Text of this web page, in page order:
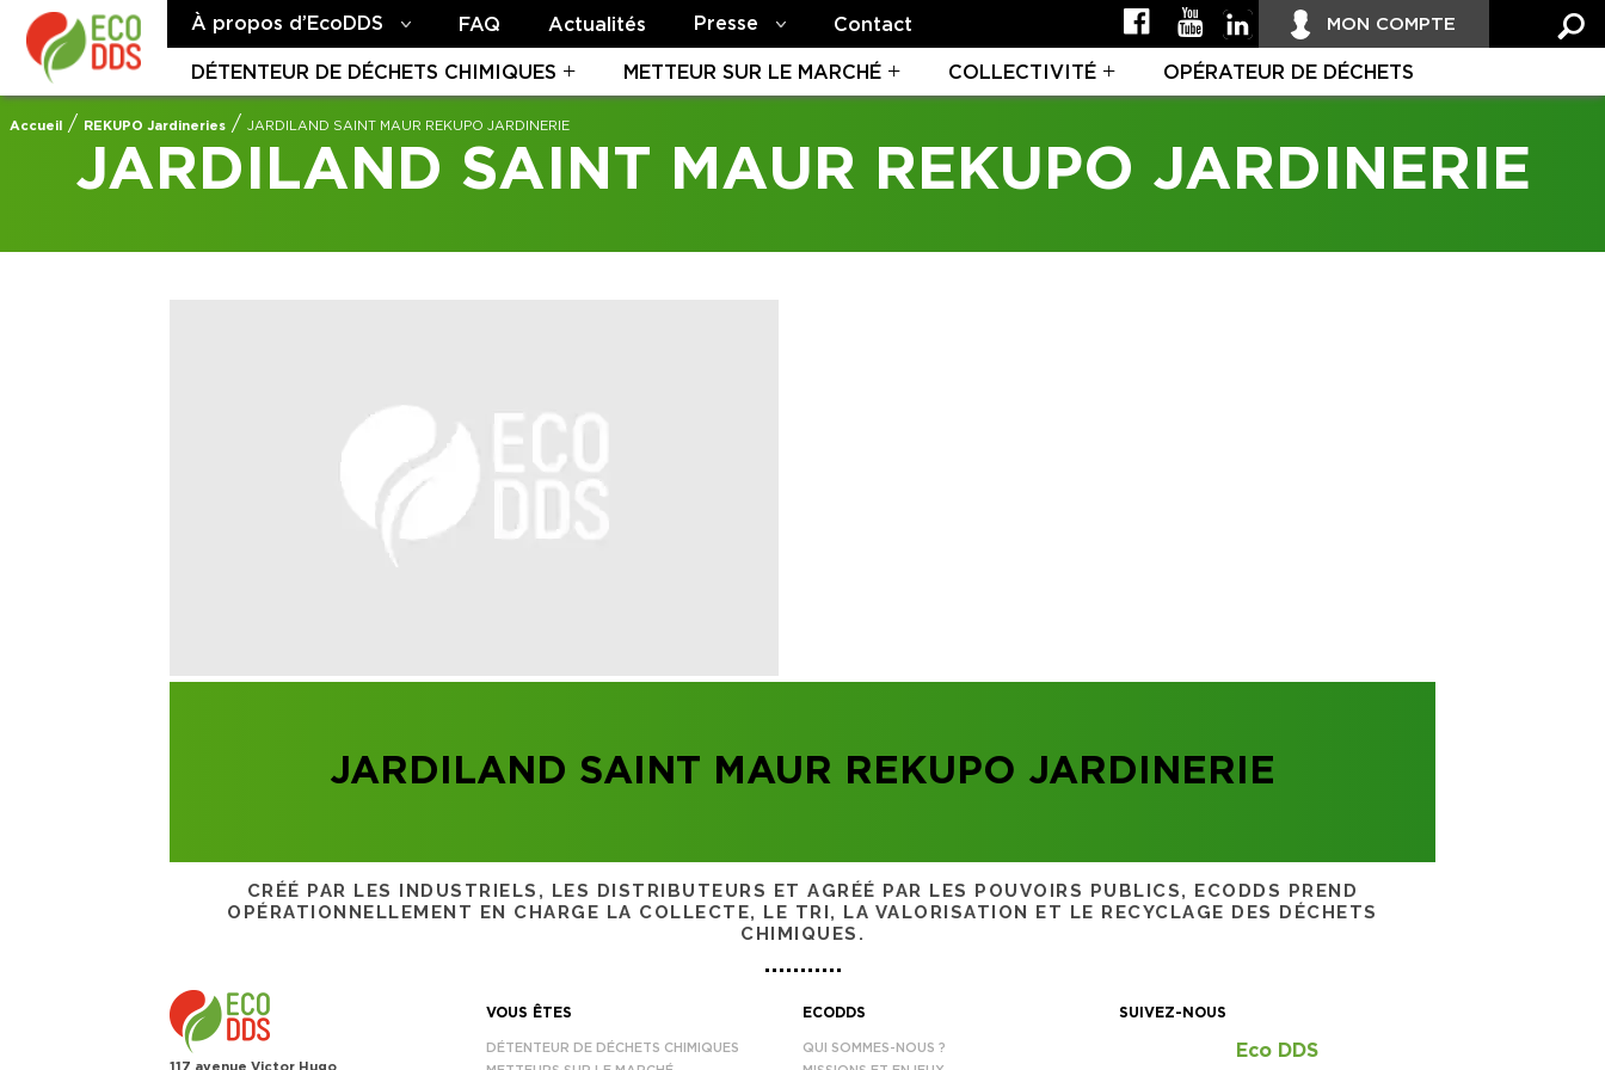
À propos d’EcoDDS FAQ Actualités Presse Contact MON COMPTE
DÉTENTEUR DE DÉCHETS CHIMIQUES METTEUR SUR LE MARCHÉ COLLECTIVITÉ OPÉRATEUR DE DÉCHETS
Accueil / REKUPO Jardineries / JARDILAND SAINT MAUR REKUPO JARDINERIE
JARDILAND SAINT MAUR REKUPO JARDINERIE
JARDILAND SAINT MAUR REKUPO JARDINERIE
CRÉÉ PAR LES INDUSTRIELS, LES DISTRIBUTEURS ET AGRÉÉ PAR LES POUVOIRS PUBLICS, ECODDS PREND
OPÉRATIONNELLEMENT EN CHARGE LA COLLECTE, LE TRI, LA VALORISATION ET LE RECYCLAGE DES DÉCHETS
CHIMIQUES.
117 avenue Victor Hugo
VOUS ÊTES
DÉTENTEUR DE DÉCHETS CHIMIQUES
ECODDS
QUI SOMMES-NOUS ?
SUIVEZ-NOUS
Eco DDS